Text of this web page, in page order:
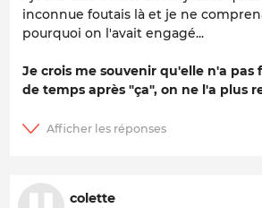
inconnue foutais là et je ne
pourquoi on l'avait engagé...
Je crois me souvenir qu'elle n'a pas
de temps après "ça", on ne l'a plus
colette